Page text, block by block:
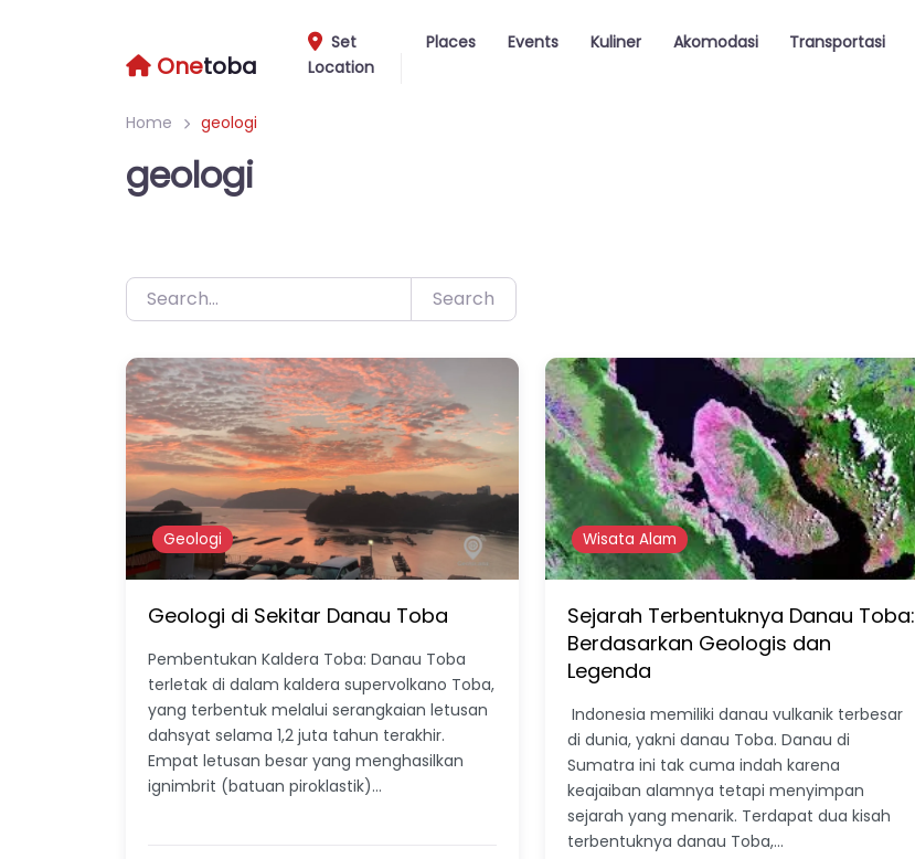
Onetoba
Set
Location
Places Events Kuliner Akomodasi Transportasi
Home geologi
geologi
Search
Geologi
Geologi di Sekitar Danau Toba
Pembentukan Kaldera Toba: Danau Toba
terletak di dalam kaldera supervolkano Toba,
yang terbentuk melalui serangkaian letusan
dahsyat selama 1,2 juta tahun terakhir.
Empat letusan besar yang menghasilkan
ignimbrit (batuan piroklastik)…
Wisata Alam
Sejarah Terbentuknya Danau Toba:
Berdasarkan Geologis dan
Legenda
Indonesia memiliki danau vulkanik terbesar
di dunia, yakni danau Toba. Danau di
Sumatra ini tak cuma indah karena
keajaiban alamnya tetapi menyimpan
sejarah yang menarik. Terdapat dua kisah
terbentuknya danau Toba,…